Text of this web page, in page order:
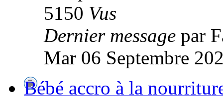
5150 Vus
Dernier message par
Mar 06 Septembre
Bébé accro à la